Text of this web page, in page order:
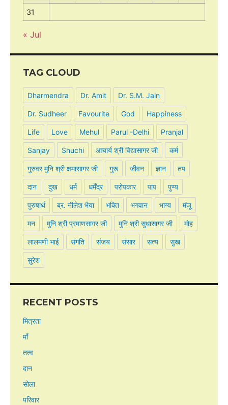
31
« Jul
TAG CLOUD
Dharmendra Dr. Amit Dr. S.M. Jain
Dr. Sudheer Favourite God Happiness
Life Love Mehul Parul -Delhi Pranjal
Sanjay Shuchi आचार्य श्री विद्यासागर जी कर्म
गुरुवर मुनि श्री क्षमासागर जी गुरू जीवन ज्ञान तप
दान दुख धर्म धर्मेंद्र परोपकार पाप पुण्य
पुरुषार्थ ब्र. नीलेश भैया भक्ति भगवान भाग्य मंजू
मन मुनि श्री प्रमाणसागर जी मुनि श्री सुधासागर जी मोह
लालमणी भाई संगति संजय संसार सत्य सुख
सुरेश
RECENT POSTS
मित्रता
माँ
तत्व
दान
सोला
परिवार